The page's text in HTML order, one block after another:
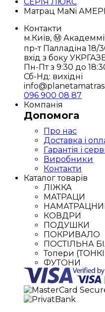
Матрац MaNi
Контакти
м.Київ, Ⓜ️
пр-т Палладіна 18/
вхід з боку
Пн-Пт з 9:30 до
Сб-Нд: вихідні
096 900 08 87
Компанія
Допомога
Про нас
Доставка і
Гарантія і
Виробники
Контакти
Каталог товарів
ЛІЖКА
МАТРАЦИ
КОВДРИ
ПОДУШКИ
ПОКРИВАЛО
ПОСТІЛЬНА
Топери
ФУТОНИ